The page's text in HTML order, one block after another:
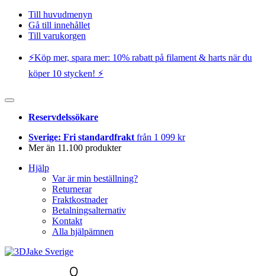
Till huvudmenyn
Gå till innehållet
Till varukorgen
⚡️Köp mer, spara mer: 10% rabatt på filament & harts när du
köper 10 stycken! ⚡️
Reservdelssökare
Sverige: Fri standardfrakt från 1 099 kr
Mer än 11.100 produkter
Hjälp
Var är min beställning?
Returnerar
Fraktkostnader
Betalningsalternativ
Kontakt
Alla hjälpämnen